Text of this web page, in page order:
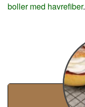
boller med havrefiber.